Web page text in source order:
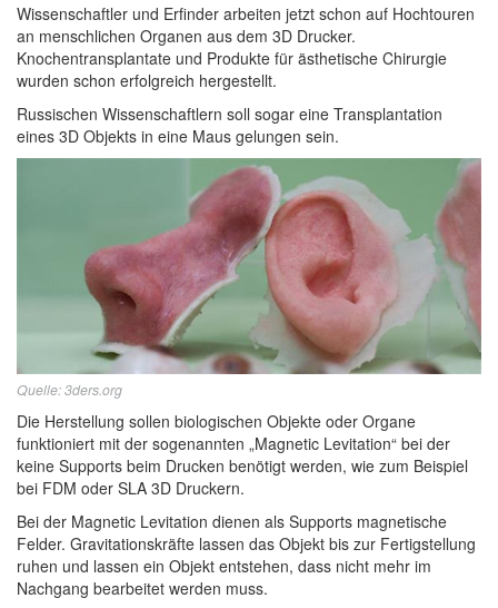
Wissenschaftler und Erfinder arbeiten jetzt schon auf Hochtouren
an menschlichen Organen aus dem 3D Drucker.
Knochentransplantate und Produkte für ästhetische Chirurgie
wurden schon erfolgreich hergestellt.
Russischen Wissenschaftlern soll sogar eine Transplantation
eines 3D Objekts in eine Maus gelungen sein.
Quelle: 3ders.org
Die Herstellung sollen biologischen Objekte oder Organe
funktioniert mit der sogenannten „Magnetic Levitation“ bei der
keine Supports beim Drucken benötigt werden, wie zum Beispiel
bei FDM oder SLA 3D Druckern.
Bei der Magnetic Levitation dienen als Supports magnetische
Felder. Gravitationskräfte lassen das Objekt bis zur Fertigstellung
ruhen und lassen ein Objekt entstehen, dass nicht mehr im
Nachgang bearbeitet werden muss.